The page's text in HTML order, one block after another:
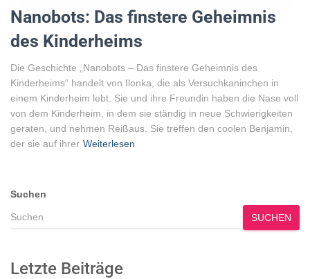
Nanobots: Das finstere Geheimnis
des Kinderheims
Die Geschichte „Nanobots – Das finstere Geheimnis des
Kinderheims“ handelt von Ilonka, die als Versuchkaninchen in
einem Kinderheim lebt. Sie und ihre Freundin haben die Nase voll
von dem Kinderheim, in dem sie ständig in neue Schwierigkeiten
geraten, und nehmen Reißaus. Sie treffen den coolen Benjamin,
der sie auf ihrer Weiterlesen
Suchen
SUCHEN
Letzte Beiträge